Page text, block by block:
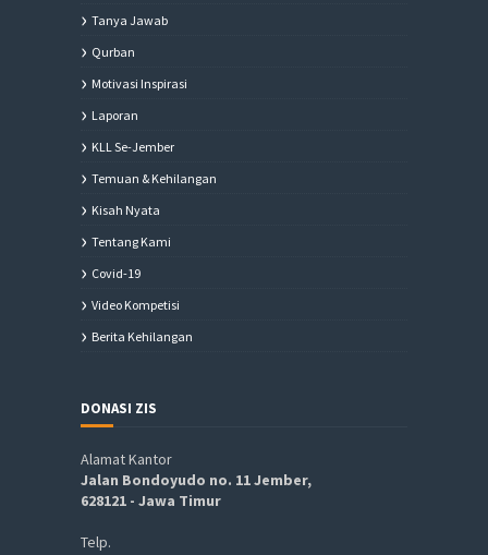
Tanya Jawab
Qurban
Motivasi Inspirasi
Laporan
KLL Se-Jember
Temuan & Kehilangan
Kisah Nyata
Tentang Kami
Covid-19
Video Kompetisi
Berita Kehilangan
DONASI ZIS
Alamat Kantor
Jalan Bondoyudo no. 11 Jember,
628121 - Jawa Timur
Telp.